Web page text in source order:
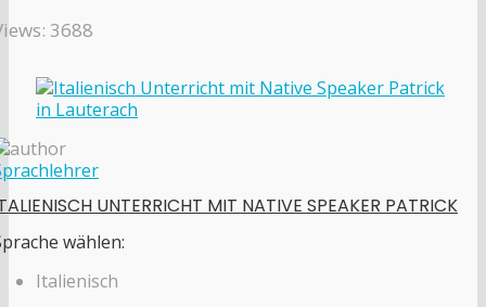
3688
UNTERRICHT MIT NATIVE SPEAKER PATRICK
wählen:
Italienisch